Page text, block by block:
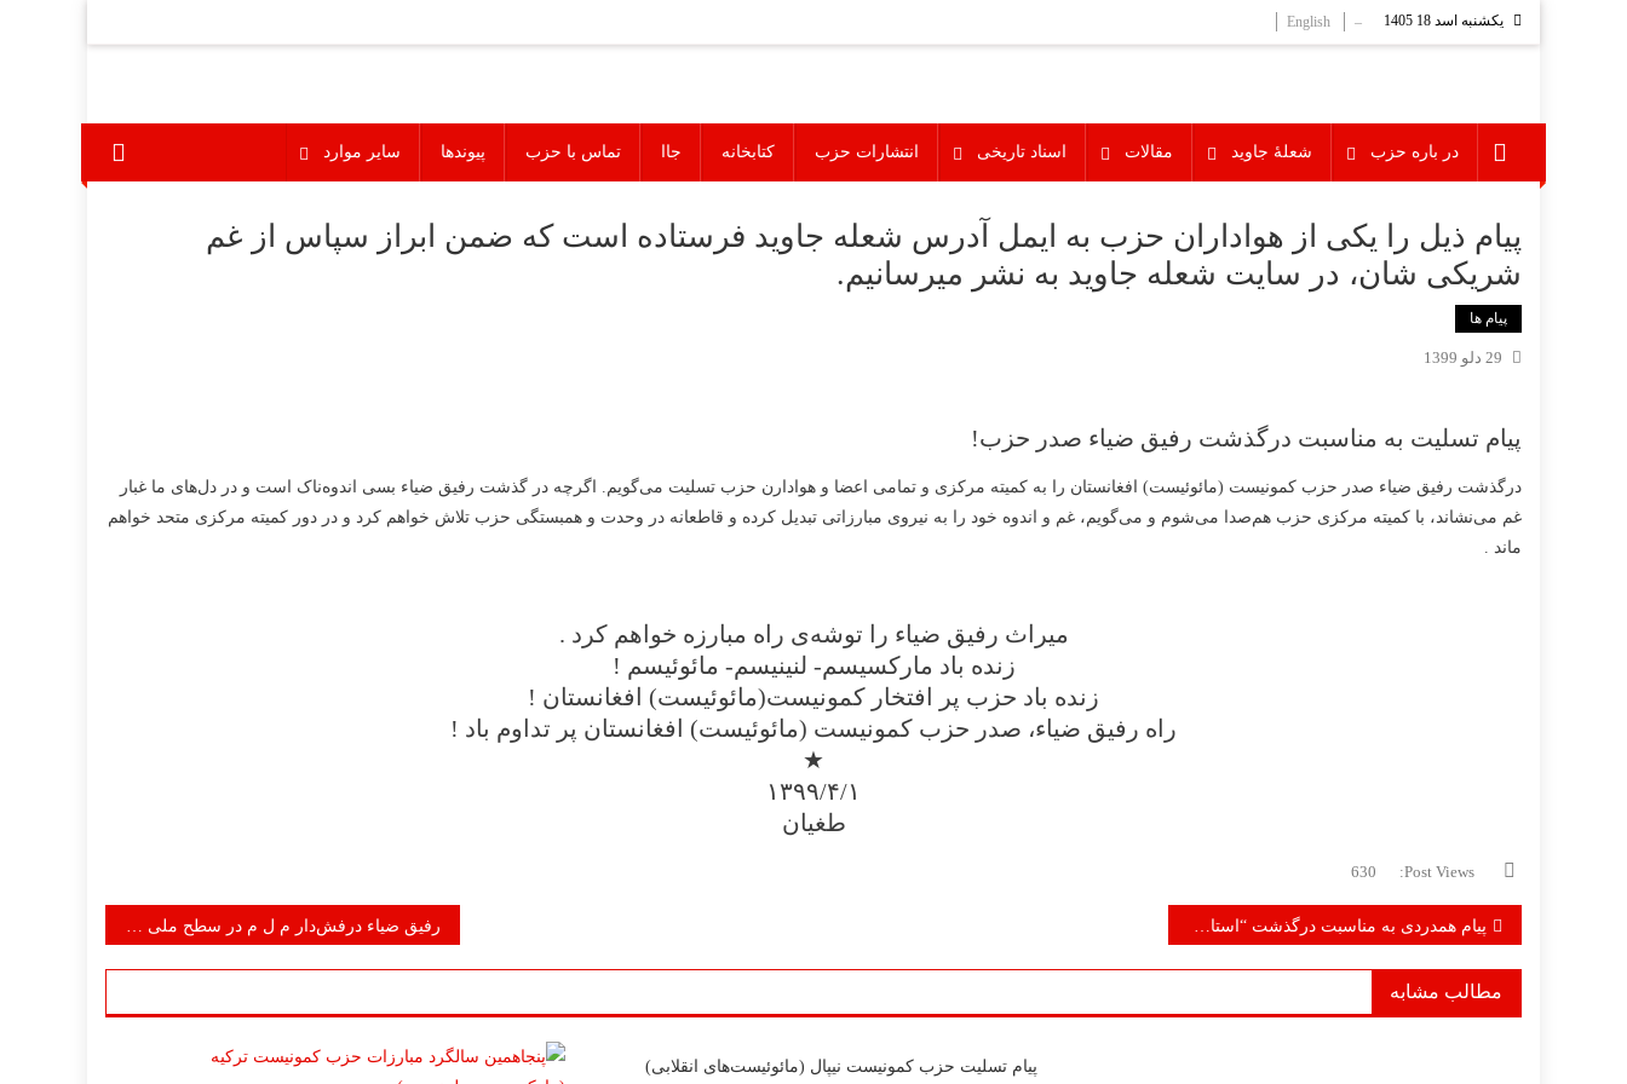
یکشنبه اسد 18 1405 –
English
در باره حزب شعلۀ جاوید مقالات اسناد تاریخی انتشارات حزب کتابخانه جاا تماس با حزب پیوندها سایر موارد
پیام ذیل را یکی از هواداران حزب به ایمل آدرس شعله جاوید فرستاده است که ضمن ابراز سپاس از غم
شریکی شان، در سایت شعله جاوید به نشر میرسانیم.
پیام ها
29 دلو 1399
پیام تسلیت به مناسبت درگذشت رفیق ضیاء صدر حزب!
درگذشت رفیق ضیاء صدر حزب کمونیست (مائوئیست) افغانستان را به کمیته مرکزی و تمامی اعضا و هوادارن حزب تسلیت می‌گویم. اگرچه در گذشت رفیق ضیاء بسی اندوه‌ناک است و در دل‌های ما غبار
غم می‌نشاند، با کمیته مرکزی حزب هم‌صدا می‌شوم و می‌گویم، غم و اندوه خود را به نیروی مبارزاتی تبدیل کرده و قاطعانه در وحدت و همبستگی حزب تلاش خواهم کرد و در دور کمیته مرکزی متحد خواهم
ماند .
میراث رفیق ضیاء را توشه‌ی راه مبارزه خواهم کرد .
زنده باد مارکسیسم- لنینیسم- مائوئیسم !
زنده باد حزب پر افتخار کمونیست(مائوئیست) افغانستان !
راه رفیق ضیاء، صدر حزب کمونیست (مائوئیست) افغانستان پر تداوم باد !
★
۱۳۹۹/۴/۱
طغیان
Post Views:
630
راهبری
نوشته
پیام همدردی به مناسبت درگذشت “استاد عزیز” رفیق ضیاء درفش‌دار م ل م در سطح ملی و بین المللی
مطالب مشابه
پیام تسلیت حزب کمونیست نیپال (مائوئیست‌های انقلابی)